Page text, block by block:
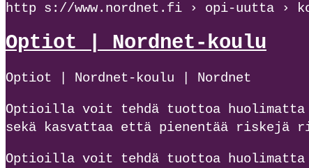
http s://www.nordnet.fi › opi-uutta ›
Optiot | Nordnet-koulu
Optiot | Nordnet-koulu | Nordnet
Optioilla voit tehdä tuottoa huolimatta
sekä kasvattaa että pienentää riskejä
Optioilla voit tehdä tuottoa huolimatta